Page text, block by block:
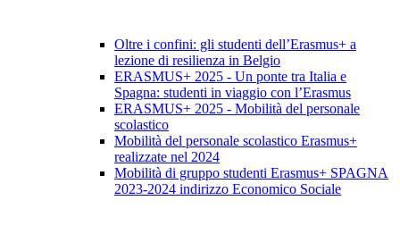
Oltre i confini: gli studenti dell’Erasmus+ a
lezione di resilienza in Belgio
ERASMUS+ 2025 - Un ponte tra Italia e
Spagna: studenti in viaggio con l’Erasmus
ERASMUS+ 2025 - Mobilità del personale
scolastico
Mobilità del personale scolastico Erasmus+
realizzate nel 2024
Mobilità di gruppo studenti Erasmus+ SPAGNA
2023-2024 indirizzo Economico Sociale